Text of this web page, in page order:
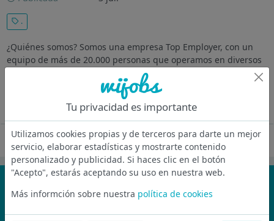
.
¿Quiénes somos? Somos una empresa Top Employer, con un
equipo de más de 20.000 personas que operamos en diversos
países y compartimos un propósito común: construir una
movilidad sostenible, multimodal y conectada. Llevamos más
Oferta desactivada
¡No te pierdas nada!
Únete a la comunidad de wijobs y recibe por email las mejores
ofertas de empleo
Tu privacidad es importante
Utilizamos cookies propias y de terceros para darte un mejor
servicio, elaborar estadísticas y mostrarte contenido
personalizado y publicidad. Si haces clic en el botón
"Acepto", estarás aceptando su uso en nuestra web.
Más informción sobre nuestra política de cookies